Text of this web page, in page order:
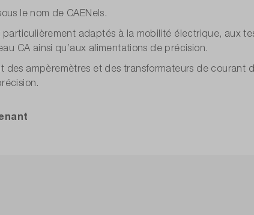
le nom de CAENels.
particulièrement adaptés à la mobilité électrique, aux
CA ainsi qu’aux alimentations de précision.
des ampèremètres et des transformateurs de courant